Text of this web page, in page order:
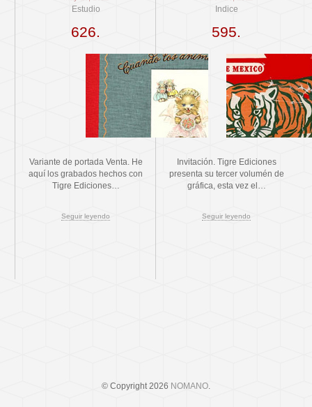
Estudio
626.
Variante de portada Venta. He
aquí los grabados hechos con
Tigre Ediciones…
Seguir leyendo
Indice
595.
Invitación. Tigre Ediciones
presenta su tercer volumén de
gráfica, esta vez el…
Seguir leyendo
© Copyright 2026 NOMANO